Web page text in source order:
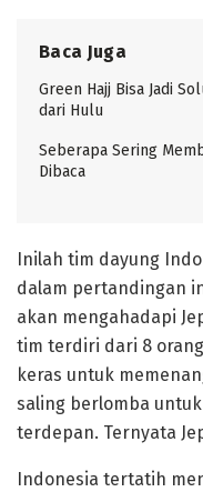
Baca Juga
Green Hajj Bisa Jadi
dari Hulu
Seberapa Sering
Dibaca
Inilah tim dayung
dalam pertandingan
akan mengahadapi
tim terdiri dari 8
keras untuk
saling berlomba
terdepan. Ternyata
Indonesia tertatih